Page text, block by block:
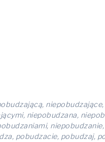
niepobudzana,
pobudzacie, pobudzaj,